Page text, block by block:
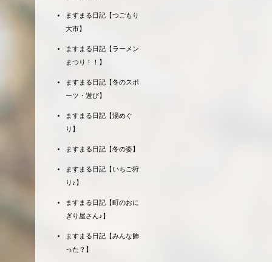
ますまる日記【つごもり
大市】
ますまる日記【ラーメン
まつり！！】
ますまる日記【冬のスポ
ーツ・遊び】
ますまる日記【湯めぐ
り】
ますまる日記【冬の姿】
ますまる日記【いちご狩
り♪】
ますまる日記【町のおに
ぎり屋さん♪】
ますまる日記【みんな飾
った？】